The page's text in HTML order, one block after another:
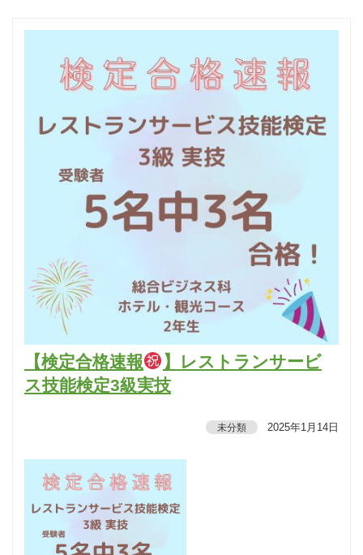
【検定合格速報
】レストランサービ
ス技能検定3級実技
未分類 2025年1月14日